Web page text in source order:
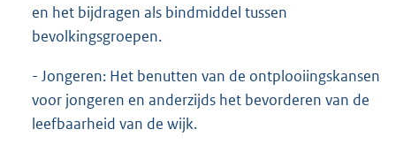
en het bijdragen als bindmiddel tussen
bevolkingsgroepen.
- Jongeren: Het benutten van de ontplooiingskansen
voor jongeren en anderzijds het bevorderen van de
leefbaarheid van de wijk.